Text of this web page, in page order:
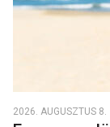
2026. AUGUSZTUS 8.